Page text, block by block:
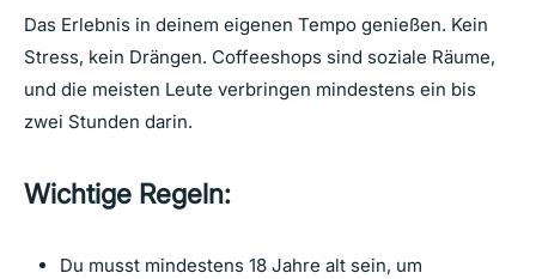
Das Erlebnis in deinem eigenen Tempo genießen. Kein
Stress, kein Drängen. Coffeeshops sind soziale Räume,
und die meisten Leute verbringen mindestens ein bis
zwei Stunden darin.
Wichtige Regeln:
Du musst mindestens 18 Jahre alt sein, um